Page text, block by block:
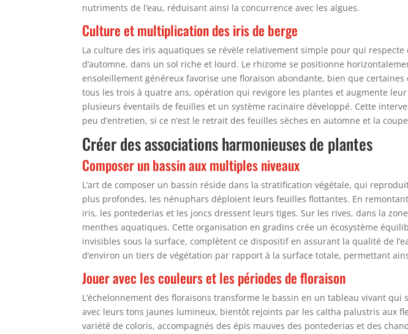
nutriments de l’eau, réduisant ainsi la concurrence avec les algues.
Culture et multiplication des iris de berge
La culture des iris aquatiques se révèle relativement simple pour qui
d’automne, dans un sol riche et lourd. Le rhizome se positionne
ensoleillement généreux favorise une floraison abondante, bien que
tous les trois à quatre ans, opération qui revigore les plantes et augmente
plusieurs éventails de feuilles et un système racinaire développé. Cette
peu d’entretien, si ce n’est le retrait des feuilles sèches en automne et la
Créer des associations harmonieuses de plantes
Composer un bassin aux multiples niveaux
L’art de composer un bassin réside dans la stratification végétale, qui
plus profondes, les nénuphars déploient leurs feuilles flottantes. En
iris, les pontederias et les joncs dressent leurs tiges. Sur les rives, dans la
menthes aquatiques. Cette organisation en gradins crée un écosystème
invisibles sous la surface, complètent ce dispositif en assurant la qualité de
d’environ un tiers de végétation par rapport à la surface totale, permettant
Jouer avec les couleurs et les périodes de floraison
L’échelonnement des floraisons transforme le bassin en un tableau vivant
avec leurs tons jaunes lumineux, bientôt rejoints par les caltha palustris aux
variété de coloris, accompagnés des épis mauves des pontederias et des